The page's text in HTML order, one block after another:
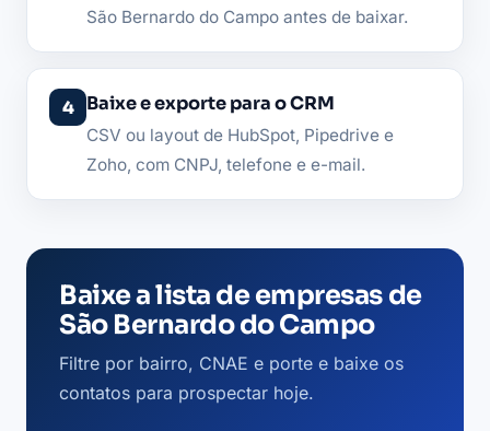
São Bernardo do Campo antes de baixar.
Baixe e exporte para o CRM
CSV ou layout de HubSpot, Pipedrive e
Zoho, com CNPJ, telefone e e-mail.
Baixe a lista de empresas de
São Bernardo do Campo
Filtre por bairro, CNAE e porte e baixe os
contatos para prospectar hoje.